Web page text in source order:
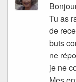
Tu as
de
buts
ne
je ne